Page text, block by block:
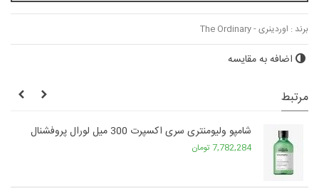
برند : اوردینری - The Ordinary
اضافه به مقایسه
مرتبط
شامپو ولیومنتری سری اکسپرت 300 میل لورال پروفشنال
7,782,284 تومان